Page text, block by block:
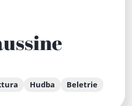
Hudba Beletrie